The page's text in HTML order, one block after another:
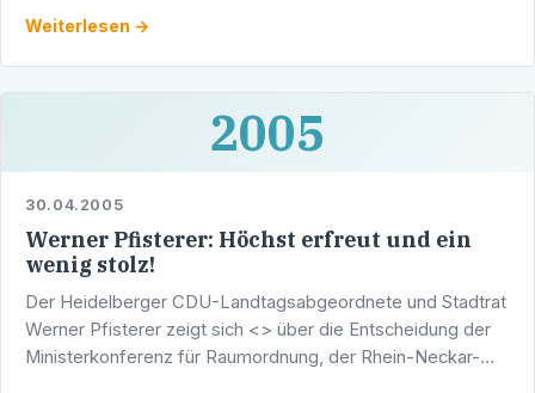
sozialer …
Weiterlesen →
2005
30.04.2005
Werner Pfisterer: Höchst erfreut und ein
wenig stolz!
Der Heidelberger CDU-Landtagsabgeordnete und Stadtrat
Werner Pfisterer zeigt sich <> über die Entscheidung der
Ministerkonferenz für Raumordnung, der Rhein-Neckar-